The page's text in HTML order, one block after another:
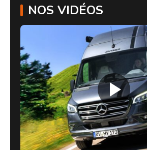
NOS VIDÉOS